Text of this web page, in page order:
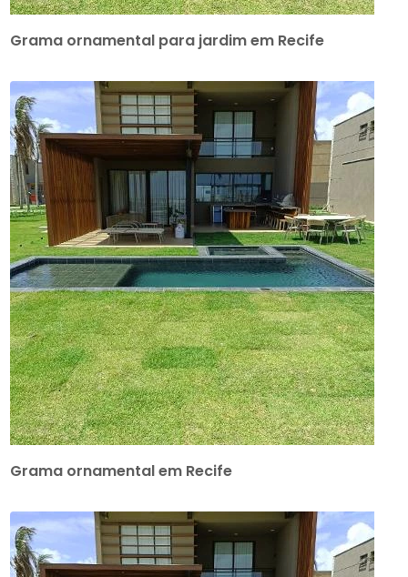
Grama ornamental para jardim em Recife
Grama ornamental em Recife